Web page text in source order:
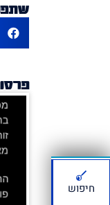
חיפוש